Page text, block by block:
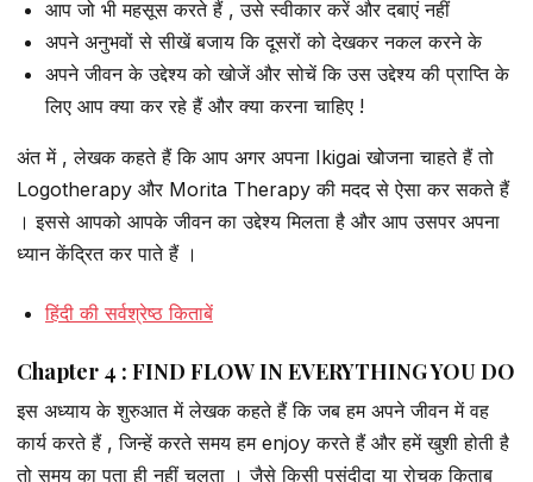
आप जो भी महसूस करते हैं , उसे स्वीकार करें और दबाएं नहीं
अपने अनुभवों से सीखें बजाय कि दूसरों को देखकर नकल करने के
अपने जीवन के उद्देश्य को खोजें और सोचें कि उस उद्देश्य की प्राप्ति के
लिए आप क्या कर रहे हैं और क्या करना चाहिए !
अंत में , लेखक कहते हैं कि आप अगर अपना Ikigai खोजना चाहते हैं तो
Logotherapy और Morita Therapy की मदद से ऐसा कर सकते हैं
। इससे आपको आपके जीवन का उद्देश्य मिलता है और आप उसपर अपना
ध्यान केंद्रित कर पाते हैं ।
हिंदी की सर्वश्रेष्ठ किताबें
Chapter 4 : FIND FLOW IN EVERYTHING YOU DO
इस अध्याय के शुरुआत में लेखक कहते हैं कि जब हम अपने जीवन में वह
कार्य करते हैं , जिन्हें करते समय हम enjoy करते हैं और हमें खुशी होती है
तो समय का पता ही नहीं चलता । जैसे किसी पसंदीदा या रोचक किताब